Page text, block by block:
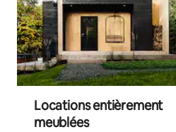
Locations entièrement
meublées